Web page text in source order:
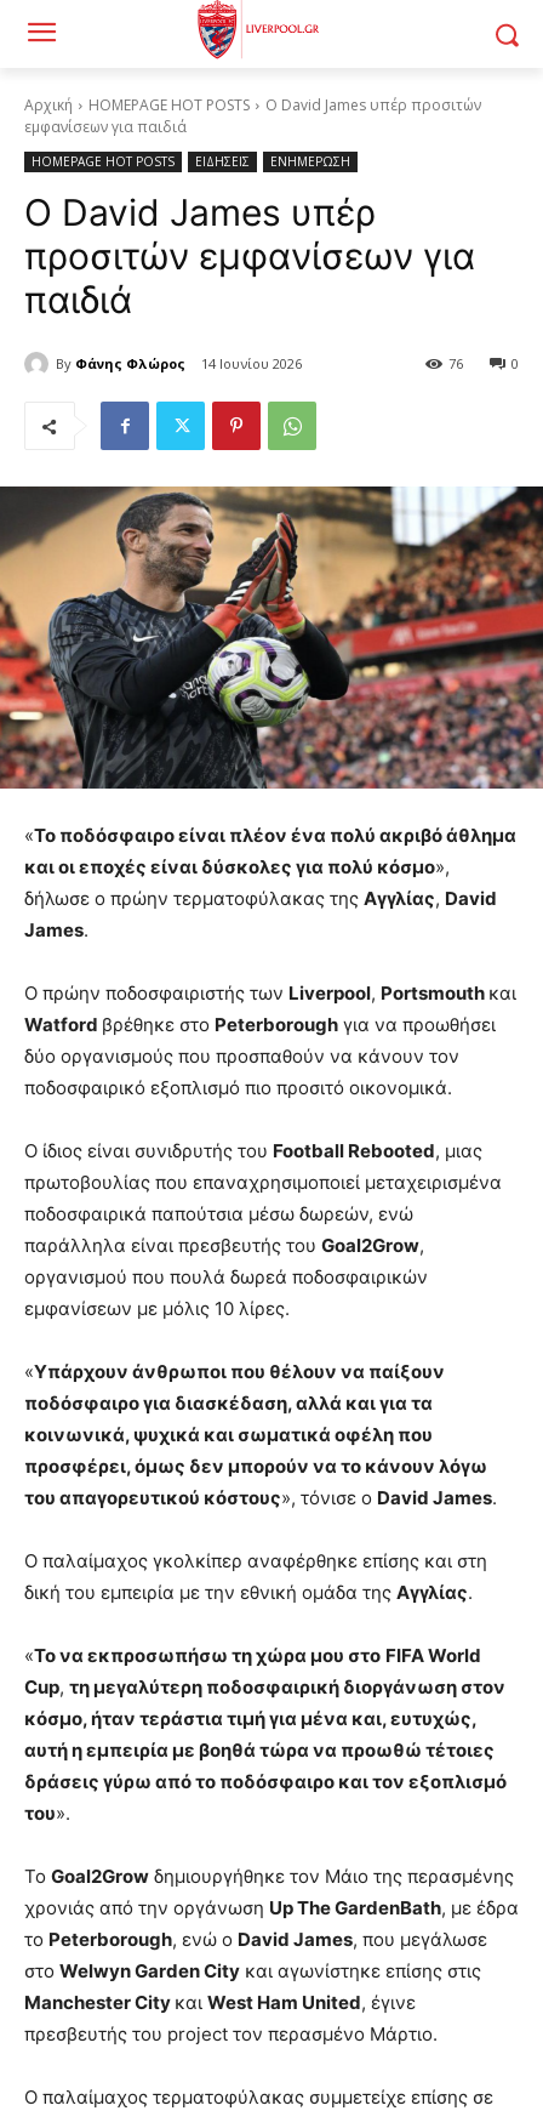
Αρχική HOMEPAGE HOT POSTS
Ο David James υπέρ προσιτών
εμφανίσεων για παιδιά
HOMEPAGE HOT POSTS ΕΙΔΗΣΕΙΣ ΕΝΗΜΕΡΩΣΗ
Ο David James υπέρ
προσιτών εμφανίσεων για
παιδιά
By Φάνης Φλώρος 14 Ιουνίου 2026 0
76
«Το ποδόσφαιρο είναι πλέον ένα πολύ ακριβό άθλημα
και οι εποχές είναι δύσκολες για πολύ κόσμο»,
δήλωσε ο πρώην τερματοφύλακας της Αγγλίας, David
James.
Ο πρώην ποδοσφαιριστής των Liverpool, Portsmouth και
Watford βρέθηκε στο Peterborough για να προωθήσει
δύο οργανισμούς που προσπαθούν να κάνουν τον
ποδοσφαιρικό εξοπλισμό πιο προσιτό οικονομικά.
Ο ίδιος είναι συνιδρυτής του Football Rebooted, μιας
πρωτοβουλίας που επαναχρησιμοποιεί μεταχειρισμένα
ποδοσφαιρικά παπούτσια μέσω δωρεών, ενώ
παράλληλα είναι πρεσβευτής του Goal2Grow,
οργανισμού που πουλά δωρεά ποδοσφαιρικών
εμφανίσεων με μόλις 10 λίρες.
«Υπάρχουν άνθρωποι που θέλουν να παίξουν
ποδόσφαιρο για διασκέδαση, αλλά και για τα
κοινωνικά, ψυχικά και σωματικά οφέλη που
προσφέρει, όμως δεν μπορούν να το κάνουν λόγω
του απαγορευτικού κόστους», τόνισε ο David James.
Ο παλαίμαχος γκολκίπερ αναφέρθηκε επίσης και στη
δική του εμπειρία με την εθνική ομάδα της Αγγλίας.
«Το να εκπροσωπήσω τη χώρα μου στο FIFA World
Cup, τη μεγαλύτερη ποδοσφαιρική διοργάνωση στον
κόσμο, ήταν τεράστια τιμή για μένα και, ευτυχώς,
αυτή η εμπειρία με βοηθά τώρα να προωθώ τέτοιες
δράσεις γύρω από το ποδόσφαιρο και τον εξοπλισμό
του».
Το Goal2Grow δημιουργήθηκε τον Μάιο της περασμένης
χρονιάς από την οργάνωση Up The GardenBath, με έδρα
το Peterborough, ενώ ο David James, που μεγάλωσε
στο Welwyn Garden City και αγωνίστηκε επίσης στις
Manchester City και West Ham United, έγινε
πρεσβευτής του project τον περασμένο Μάρτιο.
Ο παλαίμαχος τερματοφύλακας συμμετείχε επίσης σε